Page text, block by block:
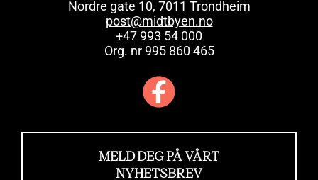
Nordre gate 10, 7011 Trondheim
post@midtbyen.no
+47 993 54 000
Org. nr 995 860 465
MELD DEG PÅ VÅRT
NYHETSBREV